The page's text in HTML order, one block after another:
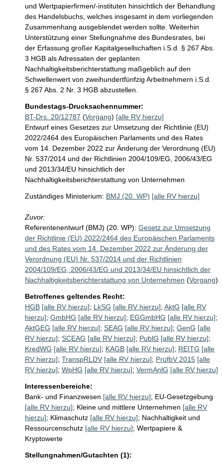
und Wertpapierfirmen/-instituten hinsichtlich der Behandlung
des Handelsbuchs, welches insgesamt in dem vorliegenden
Zusammenhang ausgeblendet werden sollte. Weiterhin
Unterstützung einer Stellungnahme des Bundesrates, bei
der Erfassung großer Kapitalgesellschaften i.S.d. § 267 Abs.
3 HGB als Adressaten der geplanten
Nachhaltigkeitsberichterstattung maßgeblich auf den
Schwellenwert von zweihundertfünfzig Arbeitnehmern i.S.d.
§ 267 Abs. 2 Nr. 3 HGB abzustellen.
Bundestags-Drucksachennummer:
BT-Drs. 20/12787 (Vorgang) [alle RV hierzu]
Entwurf eines Gesetzes zur Umsetzung der Richtlinie (EU)
2022/2464 des Europäischen Parlaments und des Rates
vom 14. Dezember 2022 zur Änderung der Verordnung (EU)
Nr. 537/2014 und der Richtlinien 2004/109/EG, 2006/43/EG
und 2013/34/EU hinsichtlich der
Nachhaltigkeitsberichterstattung von Unternehmen
Zuständiges Ministerium: BMJ (20. WP) [alle RV hierzu]
Zuvor:
Referentenentwurf (BMJ) (20. WP): Gesetz zur Umsetzung
der Richtlinie (EU) 2022/2464 des Europäischen Parlaments
und des Rates vom 14. Dezember 2022 zur Änderung der
Verordnung (EU) Nr. 537/2014 und der Richtlinien
2004/109/EG, 2006/43/EG und 2013/34/EU hinsichtlich der
Nachhaltigkeitsberichterstattung von Unternehmen (Vorgang)
Betroffenes geltendes Recht:
HGB [alle RV hierzu]; LkSG [alle RV hierzu]; AktG [alle RV
hierzu]; GmbHG [alle RV hierzu]; EGGmbHG [alle RV hierzu];
AktGEG [alle RV hierzu]; SEAG [alle RV hierzu]; GenG [alle
RV hierzu]; SCEAG [alle RV hierzu]; PublG [alle RV hierzu];
KredWG [alle RV hierzu]; KAGB [alle RV hierzu]; REITG [alle
RV hierzu]; TranspRLDV [alle RV hierzu]; PrüfbV 2015 [alle
RV hierzu]; WpHG [alle RV hierzu]; VermAnlG [alle RV hierzu]
Interessenbereiche:
Bank- und Finanzwesen [alle RV hierzu]; EU-Gesetzgebung
[alle RV hierzu]; Kleine und mittlere Unternehmen [alle RV
hierzu]; Klimaschutz [alle RV hierzu]; Nachhaltigkeit und
Ressourcenschutz [alle RV hierzu]; Wertpapiere &
Kryptowerte
Stellungnahmen/Gutachten (1):